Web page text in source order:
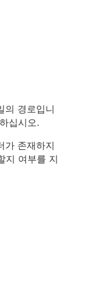
의 경로입니
십시오.
가 존재하지
지 여부를 지